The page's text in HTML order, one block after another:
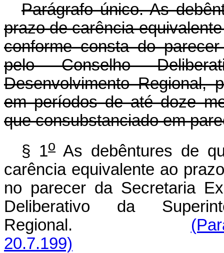
Parágrafo único. As
prazo de carência
conforme consta do
pelo Conselho
Desenvolvimento Regional,
em períodos de até doze
que consubstanciado em
§ 1oAs debêntures de
carência equivalente ao
no parecer da Secretaria
Deliberativo da
Regional.
20.7.199)